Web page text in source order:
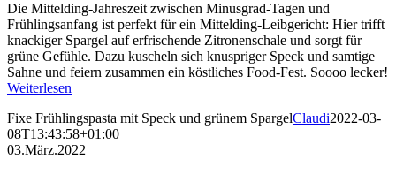
Die Mittelding-Jahreszeit zwischen Minusgrad-Tagen und
Frühlingsanfang ist perfekt für ein Mittelding-Leibgericht: Hier trifft
knackiger Spargel auf erfrischende Zitronenschale und sorgt für
grüne Gefühle. Dazu kuscheln sich knuspriger Speck und samtige
Sahne und feiern zusammen ein köstliches Food-Fest. Soooo lecker!
Weiterlesen
Fixe Frühlingspasta mit Speck und grünem SpargelClaudi2022-03-
08T13:43:58+01:00
03.März.2022